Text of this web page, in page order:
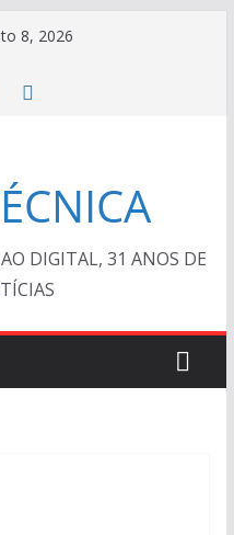
8, 2026
DIGITAL, 31 ANOS DE